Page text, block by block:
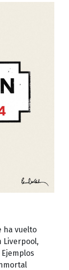
ha vuelto
Liverpool,